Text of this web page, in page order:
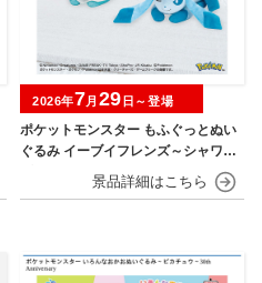
ポケットモンスター もふぐっとぬい
ぐるみ イーブイフレンズ～シャワー
ズ・グレイシア～おひるねver.
2026年7月 29 日～登場